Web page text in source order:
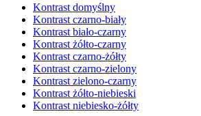
Kontrast domyślny
Kontrast czarno-biały
Kontrast biało-czarny
Kontrast żółto-czarny
Kontrast czarno-żółty
Kontrast czarno-zielony
Kontrast zielono-czarny
Kontrast żółto-niebieski
Kontrast niebiesko-żółty